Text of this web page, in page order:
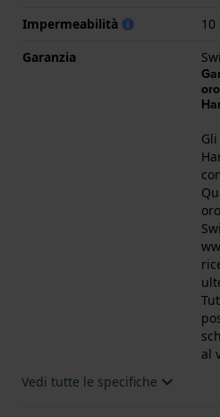
Impermeabilità
10
Garanzia
al
Vedi tutte le specifiche